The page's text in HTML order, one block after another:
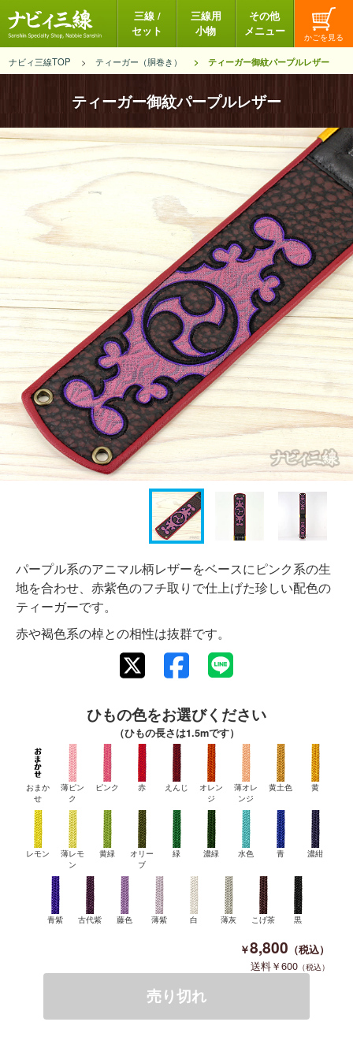
三線 /
セット
三線用
小物
その他
メニュー
ナビィ三線TOP ティーガー（胴巻き） ティーガー御紋パープルレザー
ティーガー御紋パープルレザー
パープル系のアニマル柄レザーをベースにピンク系の生
地を合わせ、赤紫色のフチ取りで仕上げた珍しい配色の
ティーガーです。
赤や褐色系の棹との相性は抜群です。
ひもの色をお選びください
（ひもの長さは1.5mです）
おまか
せ
薄ピン
ク
ピンク 赤 えんじ
オレン
ジ
薄オレ
ンジ
黄土色 黄
レモン
薄レモ
ン
黄緑
オリー
ブ
緑 濃緑 水色 青 濃紺
青紫 古代紫 藤色 薄紫 白 薄灰 こげ茶 黒
8,800
600